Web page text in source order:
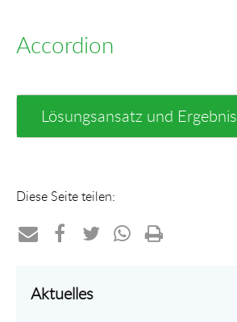
Accordion
Lösungsansatz und Ergebnis
Diese Seite teilen:
perauf
Aktuelles